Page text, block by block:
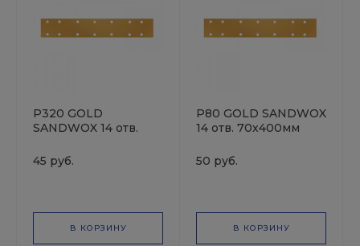
P320 GOLD
SANDWOX 14 отв.
шлифовальная на
бумажной основе,
45 руб.
В КОРЗИНУ
P80 GOLD SANDWOX
14 отв. 70х400мм
шлифовальная на
бумажной основе,
50 руб.
В КОРЗИНУ